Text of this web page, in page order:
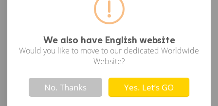
We also have English website
Would you like to move to our dedicated Worldwide
Website?
! Not valid!
No. Thanks Yes. Let’s GO
เข้าสู่ระบบด้วย Google
or
รหัสผ่าน